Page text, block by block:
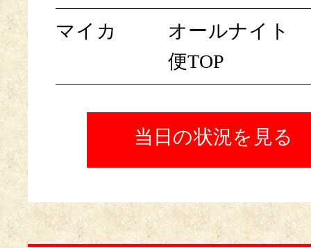
マイカ
オールナイト
便TOP
当日の状況を見る